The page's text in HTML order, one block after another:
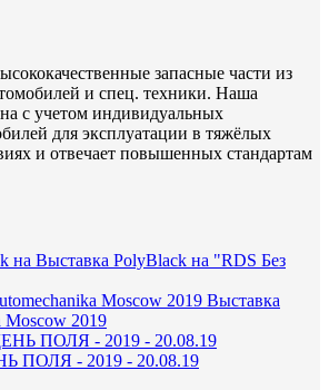
запасные части из
и спец. техники. Наша
с учетом индивидуальных
для эксплуатации в тяжёлых
и отвечает повышенных стандартам
Выставка PolyBlack на "RDS Без
Выставка
Moscow 2019
- 2019 - 20.08.19